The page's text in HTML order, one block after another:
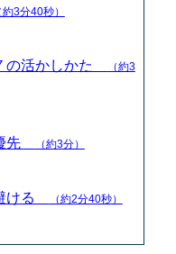
約3分40秒）
の活かしかた
（約3
先 （約3分）
ける （約2分40秒）